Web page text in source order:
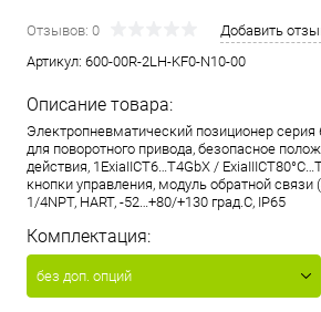
Отзывов: 0
Добавить
Артикул: 600-00R-2LH-KF0-N10-00
Описание товара:
Электропневматический позиционер серия
для поворотного привода, безопасное
действия, 1ExiaIICT6…T4GbX /
кнопки управления, модуль обратной связи
1/4NPT, HART, -52…+80/+130 град.С, IP65
Комплектация:
без доп. опций